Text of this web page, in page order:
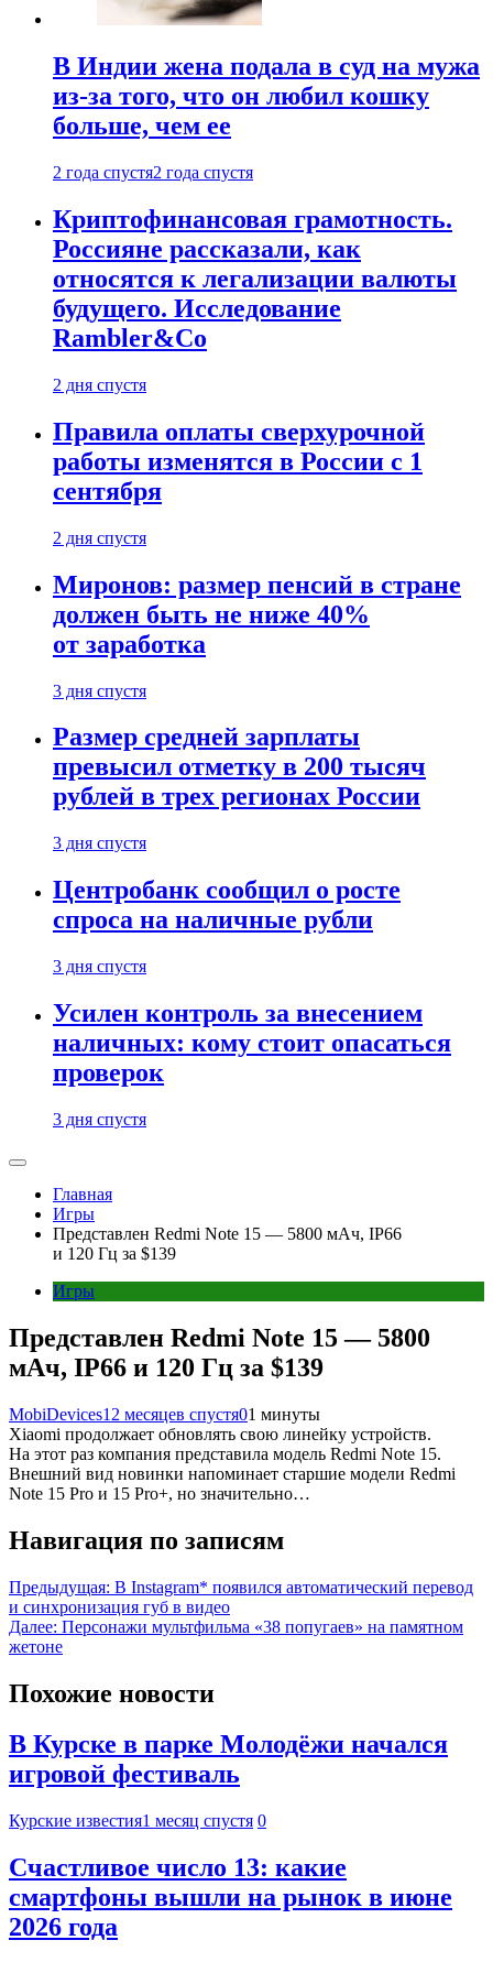
В Индии жена подала в суд на мужа
из-за того, что он любил кошку
больше, чем ее
2 года спустя2 года спустя
Криптофинансовая грамотность.
Россияне рассказали, как
относятся к легализации валюты
будущего. Исследование
Rambler&Co
2 дня спустя
Правила оплаты сверхурочной
работы изменятся в России с 1
сентября
2 дня спустя
Миронов: размер пенсий в стране
должен быть не ниже 40%
от заработка
3 дня спустя
Размер средней зарплаты
превысил отметку в 200 тысяч
рублей в трех регионах России
3 дня спустя
Центробанк сообщил о росте
спроса на наличные рубли
3 дня спустя
Усилен контроль за внесением
наличных: кому стоит опасаться
проверок
3 дня спустя
Главная
Игры
Представлен Redmi Note 15 — 5800 мАч, IP66
и 120 Гц за $139
Игры
Представлен Redmi Note 15 — 5800
мАч, IP66 и 120 Гц за $139
MobiDevices12 месяцев спустя01 минуты
Xiaomi продолжает обновлять свою линейку устройств.
На этот раз компания представила модель Redmi Note 15.
Внешний вид новинки напоминает старшие модели Redmi
Note 15 Pro и 15 Pro+, но значительно…
Навигация по записям
Предыдущая: В Instagram* появился автоматический перевод
и синхронизация губ в видео
Далее: Персонажи мультфильма «38 попугаев» на памятном
жетоне
Похожие новости
В Курске в парке Молодёжи начался
игровой фестиваль
Курские известия1 месяц спустя 0
Счастливое число 13: какие
смартфоны вышли на рынок в июне
2026 года